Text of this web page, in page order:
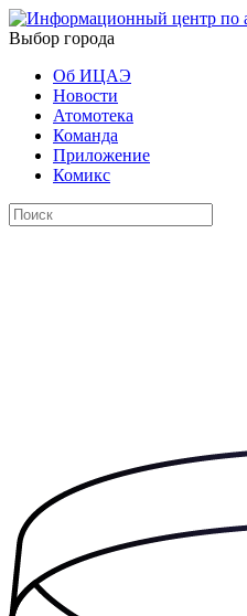
Выбор города
Об ИЦАЭ
Новости
Атомотека
Команда
Приложение
Комикс